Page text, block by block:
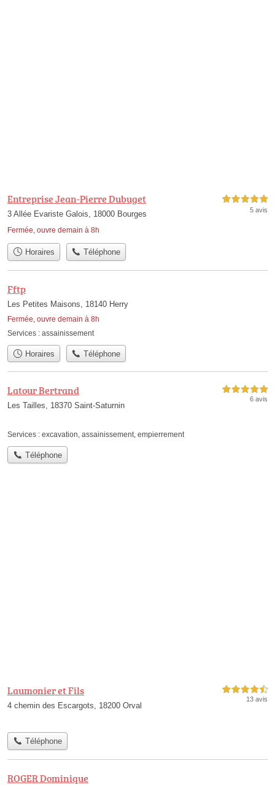
Entreprise Jean-Pierre Dubuget
3 Allée Evariste Galois, 18000 Bourges
Fermée, ouvre demain à 8h
5,0 étoiles sur 5
5 avis
Horaires Téléphone
Fftp
Les Petites Maisons, 18140 Herry
Fermée, ouvre demain à 8h
Services : assainissement
Horaires Téléphone
Latour Bertrand
Les Tailles, 18370 Saint-Saturnin
5,0 étoiles sur 5
6 avis
Services : excavation, assainissement, empierrement
Téléphone
Laumonier et Fils
4 chemin des Escargots, 18200 Orval
4,5 étoiles sur 5
13 avis
Téléphone
ROGER Dominique